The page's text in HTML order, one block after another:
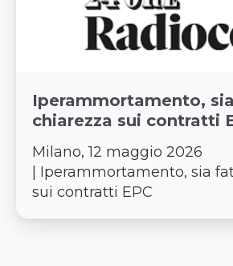
Iperammortamento,
chiarezza sui contratti
Milano, 12 maggio 2026
| Iperammortamento, sia
sui contratti EPC